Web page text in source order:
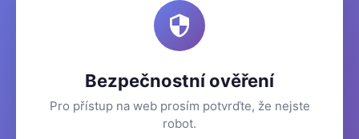
Bezpečnostní ověření
Pro přístup na web prosím potvrďte, že nejste
robot.